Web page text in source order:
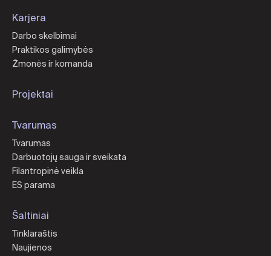
Karjera
Darbo skelbimai
Praktikos galimybės
Žmonės ir komanda
Projektai
Tvarumas
Tvarumas
Darbuotojų sauga ir sveikata
Filantropinė veikla
ES parama
Šaltiniai
Tinklaraštis
Naujienos